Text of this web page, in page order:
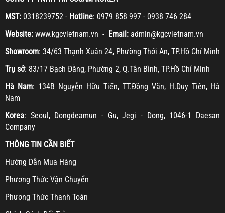
MST: 0318239752 - Hotline: 0979 858 997 - 0938 746 284
Website: www.kgcvietnam.vn - Email: admin@kgcvietnam.vn
Showroom: 34/63 Thạnh Xuân 24, Phường Thới An, TP.Hồ Chí Minh
Trụ sở: 83/17 Bạch Đằng, Phường 2, Q.Tân Bình, TP.Hồ Chí Minh
Hà Nam: 134B Nguyễn Hữu Tiến, TT.Đồng Văn, H.Duy Tiên, Hà
Nam
Korea: Seoul, Dongdeamun - Gu, Jegi - Dong, 1046-1 Daesan
Company
THÔNG TIN CẦN BIẾT
Hướng Dẫn Mua Hàng
Phương Thức Vận Chuyển
Phương Thức Thanh Toán